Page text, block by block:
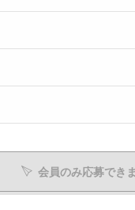
会員のみ応募でき